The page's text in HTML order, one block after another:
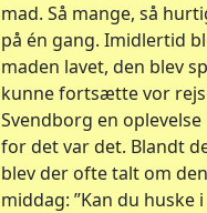
mad. Så mange, så
på én gang. Imidlertid
maden lavet, den blev
kunne fortsætte vor
Svendborg en oplevelse
for det var det. Blandt
blev der ofte talt om
middag: ”Kan du huske